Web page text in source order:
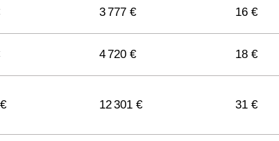
3 777 € 16 €
4 720 € 18 €
12 301 € 31 €